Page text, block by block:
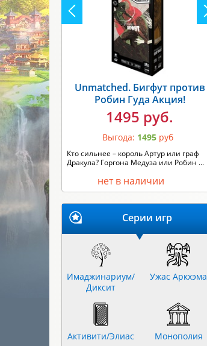
Unmatched. Бигфут против
Робин Гуда Акция!
1495 руб.
Выгода: 1495 руб
Кто сильнее – король Артур или граф
Дракула? Горгона Медуза или Робин ...
нет в наличии
Серии игр
Имаджинариум/
Диксит
Ужас Аркхэма
Активити/Элиас Монополия